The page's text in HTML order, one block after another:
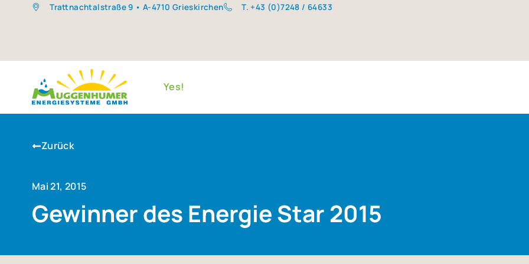
Trattnachtalstraße 9 • A-4710 Grieskirchen T. +43 (0)7248 / 64633
Yes!
Zurück
Mai 21, 2015
Gewin­ner des Ener­gie Star 2015